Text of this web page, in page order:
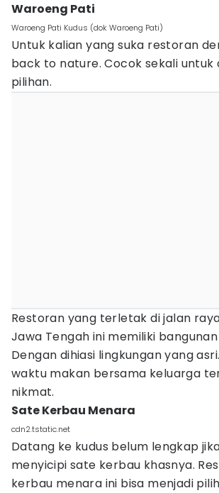
Waroeng Pati
Waroeng Pati Kudus (dok Waroeng Pati)
Untuk kalian yang suka restoran
back to nature. Cocok sekali untuk
pilihan.
Restoran yang terletak di jalan
Jawa Tengah ini memiliki
Dengan dihiasi lingkungan yang
waktu makan bersama keluarga
nikmat.
Sate Kerbau Menara
cdn2.tstatic.net
Datang ke kudus belum lengkap
menyicipi sate kerbau khasnya.
kerbau menara ini bisa menjadi